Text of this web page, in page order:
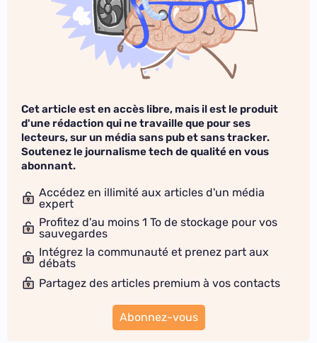
Cet article est en accès libre, mais il est le produit
d'une rédaction qui ne travaille que pour ses
lecteurs, sur un média sans pub et sans tracker.
Soutenez le journalisme tech de qualité en vous
abonnant.
Accédez en illimité aux articles d'un média
expert
Profitez d'au moins 1 To de stockage pour vos
sauvegardes
Intégrez la communauté et prenez part aux
débats
Partagez des articles premium à vos contacts
Abonnez-vous